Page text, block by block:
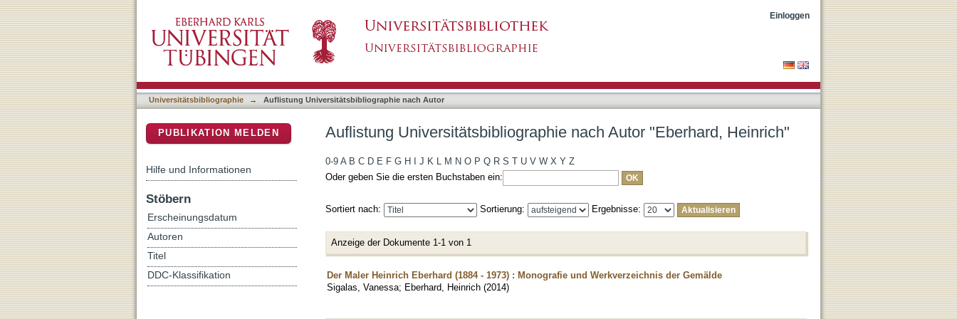
Einloggen
Universitätsbibliographie → Auflistung Universitätsbibliographie nach Autor
Auflistung Universitätsbibliographie nach Autor "Eberhard, Heinrich"
0-9 A B C D E F G H J K L M N O P Q R S T U V W X Y Z
Oder geben Sie die ersten Buchstaben ein:
Sortiert nach: Sortierung: Ergebnisse:
Anzeige der Dokumente 1-1 von 1
Der Maler Heinrich Eberhard (1884 - 1973) : Monografie und Werkverzeichnis der Gemälde
Sigalas, Vanessa; Eberhard, Heinrich (2014)
PUBLIKATION MELDEN
Hilfe und Informationen
Stöbern
Erscheinungsdatum
Autoren
Titel
DDC-Klassifikation